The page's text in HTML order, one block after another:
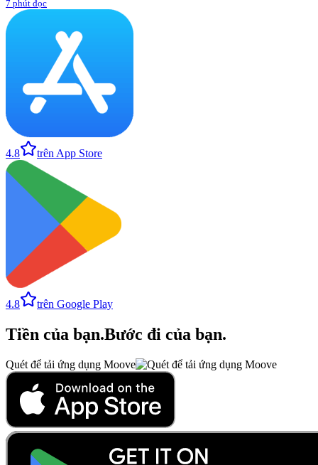
7 phút đọc
4.8 trên App Store
4.8 trên Google Play
Tiền của bạn.Bước đi của bạn.
Quét để tải ứng dụng Moove